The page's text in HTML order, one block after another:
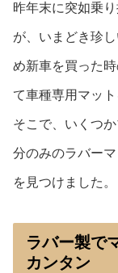
昨年末に突如乗
が、いまどき珍
め新車を買った
て車種専用マッ
そこで、いくつ
分のみのラバー
を見つけました。
ラバー製で
カンタン